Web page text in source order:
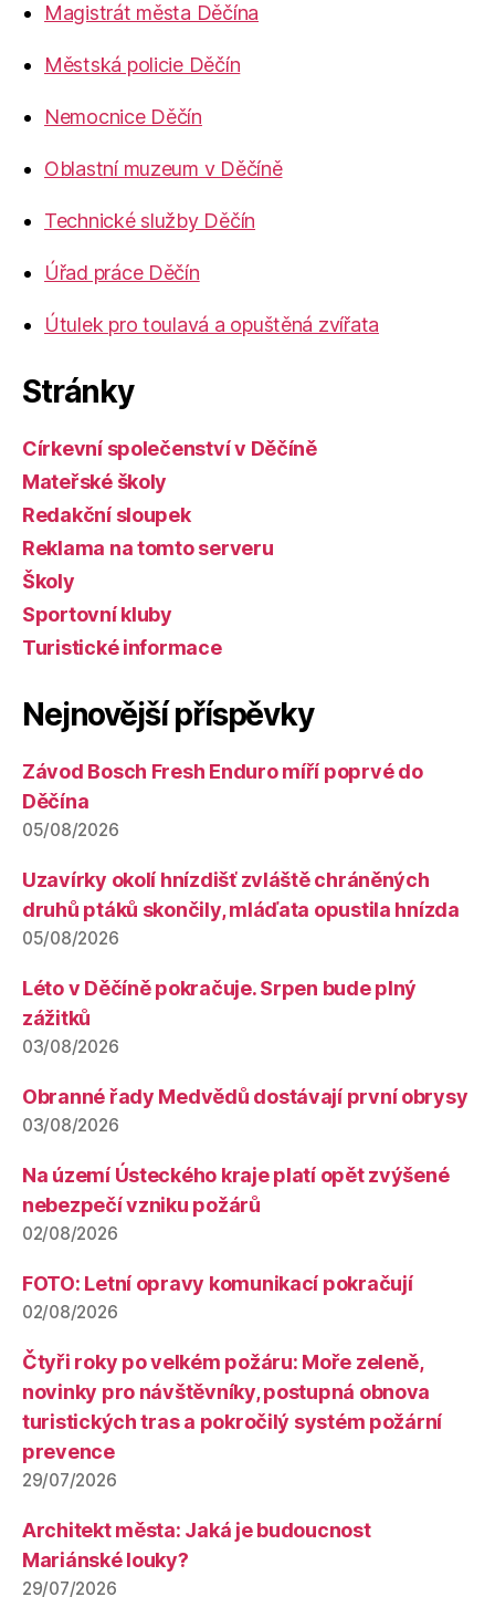
Magistrát města Děčína
Městská policie Děčín
Nemocnice Děčín
Oblastní muzeum v Děčíně
Technické služby Děčín
Úřad práce Děčín
Útulek pro toulavá a opuštěná zvířata
Stránky
Církevní společenství v Děčíně
Mateřské školy
Redakční sloupek
Reklama na tomto serveru
Školy
Sportovní kluby
Turistické informace
Nejnovější příspěvky
Závod Bosch Fresh Enduro míří poprvé do
Děčína
05/08/2026
Uzavírky okolí hnízdišť zvláště chráněných
druhů ptáků skončily, mláďata opustila hnízda
05/08/2026
Léto v Děčíně pokračuje. Srpen bude plný
zážitků
03/08/2026
Obranné řady Medvědů dostávají první obrysy
03/08/2026
Na území Ústeckého kraje platí opět zvýšené
nebezpečí vzniku požárů
02/08/2026
FOTO: Letní opravy komunikací pokračují
02/08/2026
Čtyři roky po velkém požáru: Moře zeleně,
novinky pro návštěvníky, postupná obnova
turistických tras a pokročilý systém požární
prevence
29/07/2026
Architekt města: Jaká je budoucnost
Mariánské louky?
29/07/2026